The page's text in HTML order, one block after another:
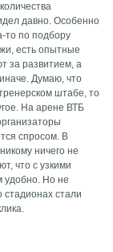
давно. Особенно
то по подбору
есть опытные
за развитием, а
Думаю, что
штабе, то
На арене ВТБ
спросом. В
ничего не
что с узкими
удобно. Но не
стадионах стали